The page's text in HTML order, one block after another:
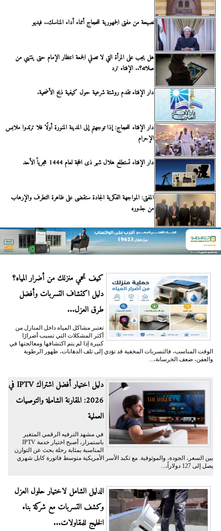
نصيحة من مفتى الجمهورية للحجاج أثناء أداء المناسك.. فيديو
هل يجب على المرأة التي لا تصلي الجمعة انتظار الإمام حتى ينتهي من
صلاته؟.. الإفتاء ترد
دار الإفتاء تقدم روشتة شرعية حول كيفية ذبح الأضحية.
دار الإفتاء للحجاج: إذا توجهتم إلى المدينة المنورة أولًا فلا ترتدوا ملابس
الإحرام
دار الإفتاء تستطلع هلال شهر ذى الحجة لعام 1444 هجرياً الأحد
المفتى: المواجهة الفكرية الجادة ستقضى على ظاهرة التطرف والإرهاب
من جذوره
كيف تحمي منزلك من أضرار المياه؟
دليل اكتشاف التسربات وأفضل
طرق العزل...
تعتبر مشاكل المياه داخل المنازل من
أكثر المشكلات التي تسبب أضرارًا
كبيرة إذا لم يتم اكتشافها ومعالجتها في
الوقت المناسب، فالتسربات المخفية قد تؤدي إلى تلف الدهانات، ظهور الرطوبة
والعفن، ضعف الخرسانة،...
دليل اختيار أفضل اشتراك IPTV في
2026: المقارنة الشاملة والتوصيات
العملية
في مشهد الترفيه الرقمي المتغير
باستمرار، أصبح اختيار خدمة IPTV
المناسبة بمثابة رحلة بحث عن التوازن
بين السعر، الجودة، والموثوقية. مع تكبد الأسر الأمريكية متوسط فاتورة كابل شهري
يصل إلى 127 دولاراً،...
الدليل الشامل لاختيار حلول العزل
وكشف التسربات مع شركة بناء
الخليج للمقاولات...